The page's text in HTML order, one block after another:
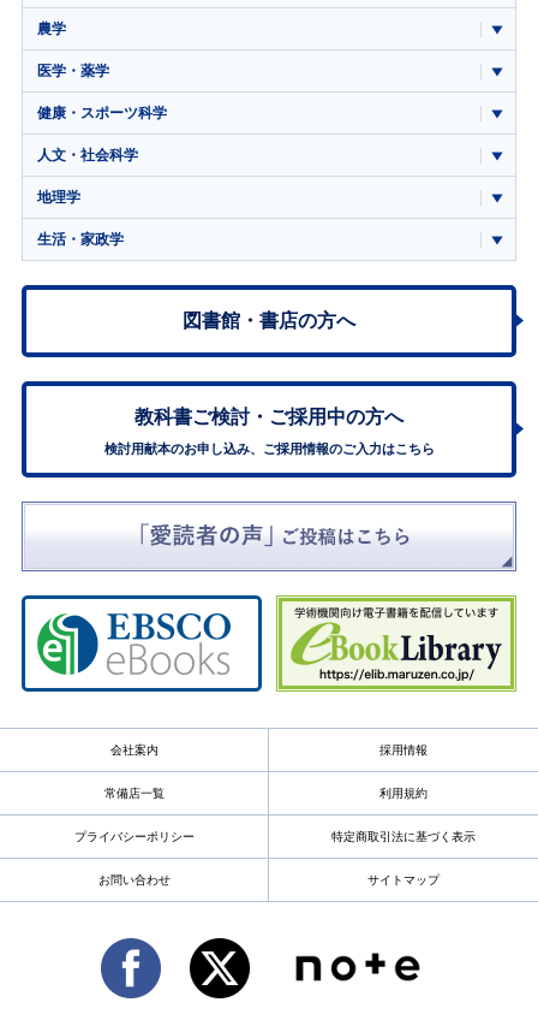
農学
医学・薬学
健康・スポーツ科学
人文・社会科学
地理学
生活・家政学
図書館・書店の方へ
教科書ご検討・ ご採用中の方へ
検討用献本のお申し込み、ご採用情報のご入力はこちら
会社案内 採用情報
常備店一覧 利用規約
プライバシーポリシー 特定商取引法に基づく表示
お問い合わせ サイトマップ